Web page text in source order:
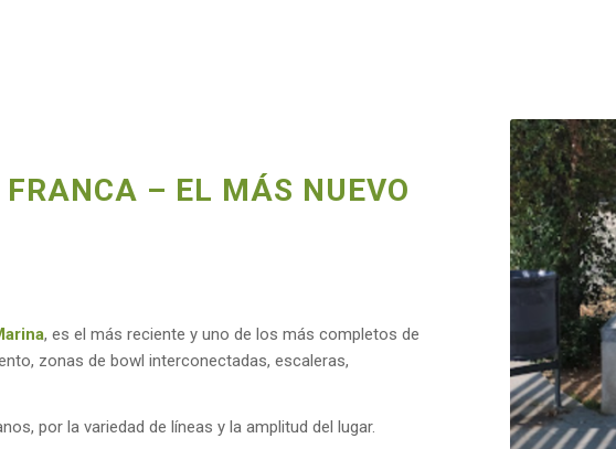
– EL MÁS NUEVO
, es el más reciente y uno de los más completos de
zonas de bowl interconectadas, escaleras,
por la variedad de líneas y la amplitud del lugar.